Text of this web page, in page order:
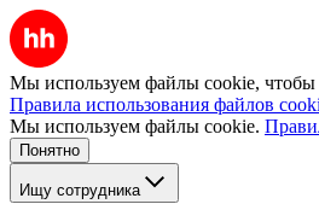
Мы используем файлы cookie, чтобы
Правила использования файлов
Мы используем файлы cookie.
Понятно
Ищу сотрудника